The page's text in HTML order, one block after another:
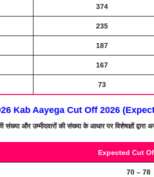
374
235
187
167
73
Kab Aayega Cut Off 2026
और उम्मीदवारों की संख्या के आधार पर विशेषज्ञों
Expected Cut
70 – 78